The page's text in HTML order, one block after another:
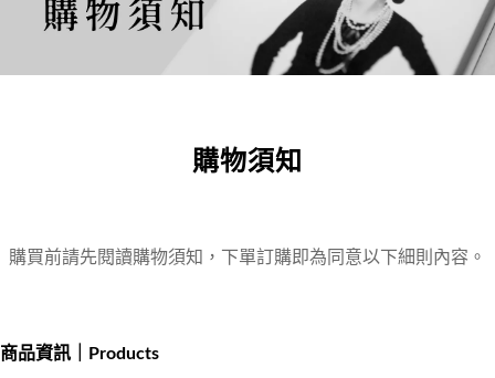
購物須知
購買前請先閱讀購物須知，下單訂購即為同意以下細則內容。
商品資訊｜Products